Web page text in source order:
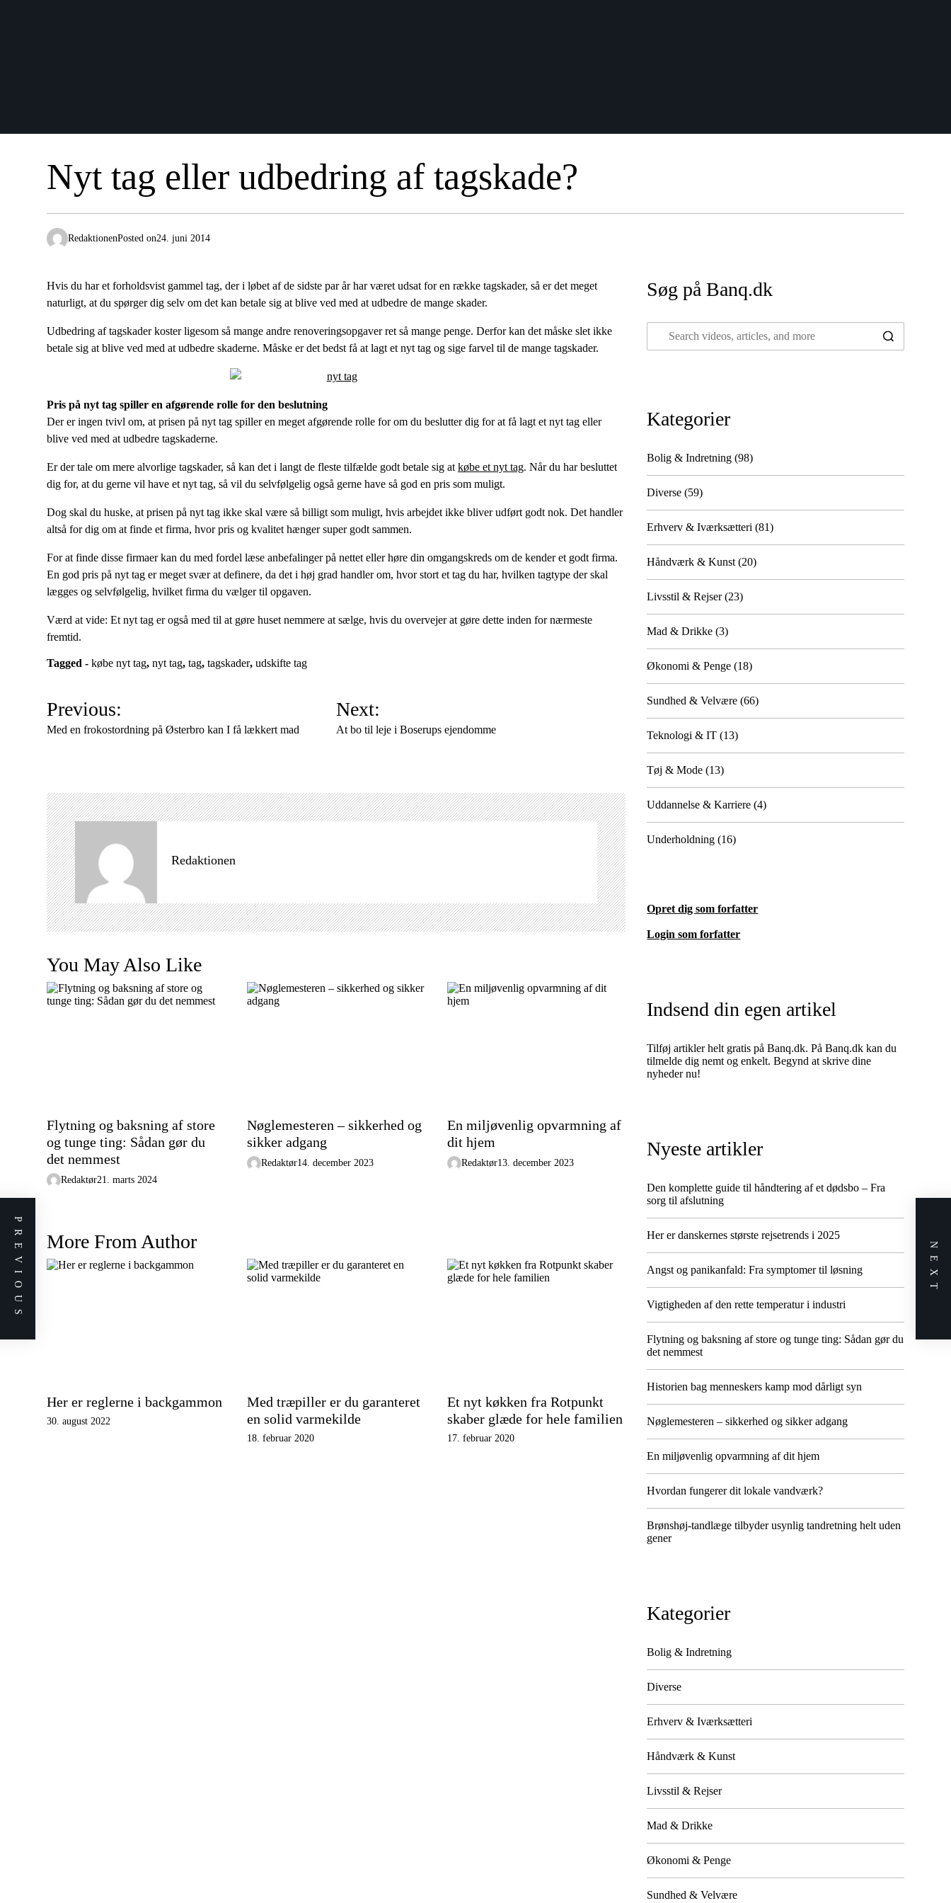
Nyt tag eller udbedring af tagskade?
RedaktionenPosted on24. juni 2014
Hvis du har et forholdsvist gammel tag, der i løbet af de sidste par år har været udsat for en række tagskader, så er det meget
naturligt, at du spørger dig selv om det kan betale sig at blive ved med at udbedre de mange skader.
Udbedring af tagskader koster ligesom så mange andre renoveringsopgaver ret så mange penge. Derfor kan det måske slet ikke
betale sig at blive ved med at udbedre skaderne. Måske er det bedst få at lagt et nyt tag og sige farvel til de mange tagskader.
Pris på nyt tag spiller en afgørende rolle for den beslutning
Der er ingen tvivl om, at prisen på nyt tag spiller en meget afgørende rolle for om du beslutter dig for at få lagt et nyt tag eller
blive ved med at udbedre tagskaderne.
Er der tale om mere alvorlige tagskader, så kan det i langt de fleste tilfælde godt betale sig at købe et nyt tag. Når du har besluttet
dig for, at du gerne vil have et nyt tag, så vil du selvfølgelig også gerne have så god en pris som muligt.
Dog skal du huske, at prisen på nyt tag ikke skal være så billigt som muligt, hvis arbejdet ikke bliver udført godt nok. Det handler
altså for dig om at finde et firma, hvor pris og kvalitet hænger super godt sammen.
For at finde disse firmaer kan du med fordel læse anbefalinger på nettet eller høre din omgangskreds om de kender et godt firma.
En god pris på nyt tag er meget svær at definere, da det i høj grad handler om, hvor stort et tag du har, hvilken tagtype der skal
lægges og selvfølgelig, hvilket firma du vælger til opgaven.
Værd at vide: Et nyt tag er også med til at gøre huset nemmere at sælge, hvis du overvejer at gøre dette inden for nærmeste
fremtid.
Tagged - købe nyt tag, nyt tag, tag, tagskader, udskifte tag
I
n
g
s
n
a
v
i
g
a
t
o
Previous:
Med en frokostordning på Østerbro kan I få lækkert mad
Next:
At bo til leje i Boserups ejendomme
Redaktionen
You May Also Like
Flytning og baksning af store
og tunge ting: Sådan gør du
det nemmest
Redaktør21. marts 2024
Nøglemesteren – sikkerhed og
sikker adgang
Redaktør14. december 2023
En miljøvenlig opvarmning af
dit hjem
Redaktør13. december 2023
More From Author
Her er reglerne i backgammon
30. august 2022
Med træpiller er du garanteret
en solid varmekilde
18. februar 2020
Et nyt køkken fra Rotpunkt
skaber glæde for hele familien
17. februar 2020
Søg på Banq.dk
Kategorier
Bolig & Indretning (98)
Diverse (59)
Erhverv & Iværksætteri (81)
Håndværk & Kunst (20)
Livsstil & Rejser(23)
Mad & Drikke (3)
Økonomi & Penge (18)
Sundhed & Velvære (66)
Teknologi & IT (13)
Tøj & Mode (13)
Uddannelse & Karriere (4)
Underholdning (16)
Opret dig som forfatter
Login som forfatter
Indsend din egen artikel
Tilføj artikler helt gratis på Banq.dk. På Banq.dk kan du
tilmelde dig nemt og enkelt. Begynd at skrive dine
nyheder nu!
Nyeste artikler
Den komplette guide til håndtering af et dødsbo – Fra
sorg til afslutning
Her er danskernes største rejsetrends i 2025
Angst og panikanfald: Fra symptomer til løsning
Vigtigheden af den rette temperatur i industri
Flytning og baksning af store og tunge ting: Sådan gør du
det nemmest
Historien bag menneskers kamp mod dårligt syn
Nøglemesteren – sikkerhed og sikker adgang
En miljøvenlig opvarmning af dit hjem
Hvordan fungerer dit lokale vandværk?
Brønshøj-tandlæge tilbyder usynlig tandretning helt uden
gener
Kategorier
Bolig & Indretning
Diverse
Erhverv & Iværksætteri
Håndværk & Kunst
Livsstil & Rejser
Mad & Drikke
Økonomi & Penge
Sundhed & Velvære
PREVIOUS NEXT